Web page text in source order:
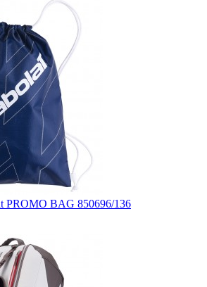
PROMO BAG 850696/136